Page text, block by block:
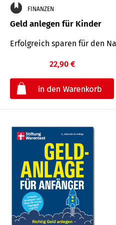
FINANZEN
Geld anlegen für Kinder
Erfolgreich sparen für den
22,90 €